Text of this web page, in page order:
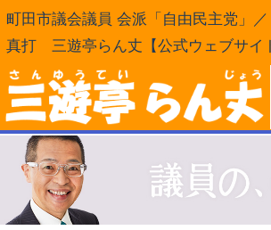
町田市議会議員 会派「自由民主党」
真打 三遊亭らん丈【公式ウェブサイ